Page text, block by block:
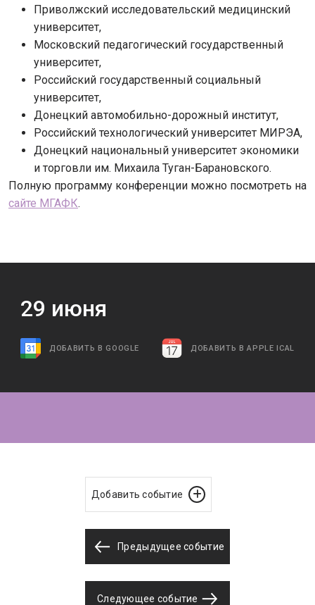
Приволжский исследовательский медицинский
университет,
Московский педагогический государственный
университет,
Российский государственный социальный
университет,
Донецкий автомобильно-дорожный институт,
Российский технологический университет МИРЭА,
Донецкий национальный университет экономики
и торговли им. Михаила Туган-Барановского.
Полную программу конференции можно посмотреть на
сайте МГАФК.
29 июня
ДОБАВИТЬ В GOOGLE ДОБАВИТЬ В APPLE ICAL
Добавить событие
Предыдущее событие
Следующее событие